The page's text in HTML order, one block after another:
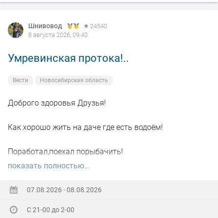
Шнивовод
24540
8 августа 2026, 09:40
Умревинская протока!..
Вести Новосибирская область
Доброго здоровья Друзья!
Как хорошо жить на даче где есть водоём!
Поработал,поехал порыбачить!
поработал"цирюльником" 😂в теплицах!
А вечером захотелось повторить предыдущее "ночное
показать полностью...
07.08.2026 - 08.08.2026
С 21-00 до 2-00